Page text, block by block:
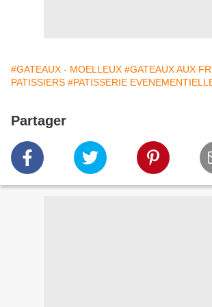
#GATEAUX - MOELLEUX #GATEAUX AUX
PATISSIERS #PATISSERIE
Partager